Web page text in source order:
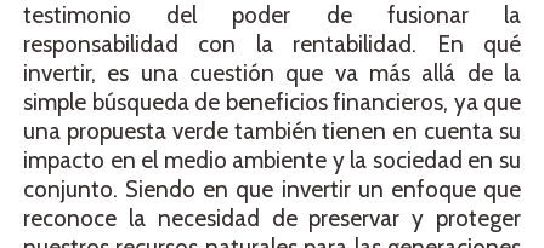
testimonio del poder de fusionar la
responsabilidad con la rentabilidad. En qué
invertir, es una cuestión que va más allá de la
simple búsqueda de beneficios financieros, ya que
una propuesta verde también tienen en cuenta su
impacto en el medio ambiente y la sociedad en su
conjunto. Siendo en que invertir un enfoque que
reconoce la necesidad de preservar y proteger